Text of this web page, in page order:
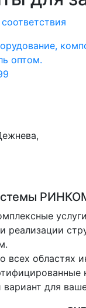
реализации
всех областях
для